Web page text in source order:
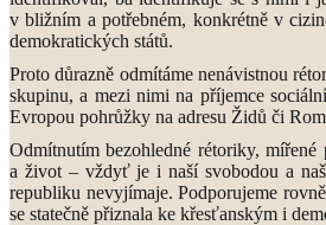
v bližním a potřebném, konkrétně v
demokratických států.
Proto důrazně odmítáme nenávistnou
skupinu, a mezi nimi na příjemce
Evropou pohrůžky na adresu Židů či
Odmítnutím bezohledné rétoriky,
a život – vždyť je i naší svobodou a
republiku nevyjímaje. Podporujeme
se statečně přiznala ke křesťanským i